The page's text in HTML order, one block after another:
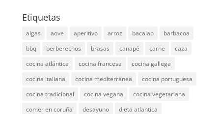
Etiquetas
algas aove aperitivo arroz bacalao
barbacoa
bbq
berberechos brasas canapé carne
caza
cocina atlántica
cocina francesa
cocina gallega
cocina italiana
cocina mediterránea
cocina portuguesa
cocina tradicional
cocina vegana
cocina vegetariana
comer en coruña
desayuno
dieta atlantica